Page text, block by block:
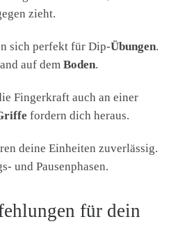
zieht.
sich perfekt für Dip-Übungen.
auf dem Boden.
Fingerkraft auch an einer
fordern dich heraus.
deine Einheiten zuverlässig.
und Pausenphasen.
für dein